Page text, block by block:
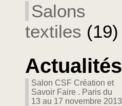
Salons
textiles (19)
Actualités
Salon CSF Création et
Savoir Faire . Paris du
13 au 17 novembre 2013